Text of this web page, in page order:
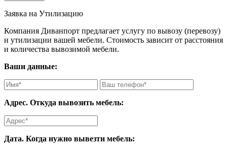
Заявка на Утилизацию
Компания Диванпорт предлагает услугу по вывозу (перевозу)
и утилизации вашей мебели. Стоимость зависит от расстояния
и количества вывозимой мебели.
Ваши данные:
Адрес. Откуда вывозить мебель:
Дата. Когда нужно вывезти мебель: